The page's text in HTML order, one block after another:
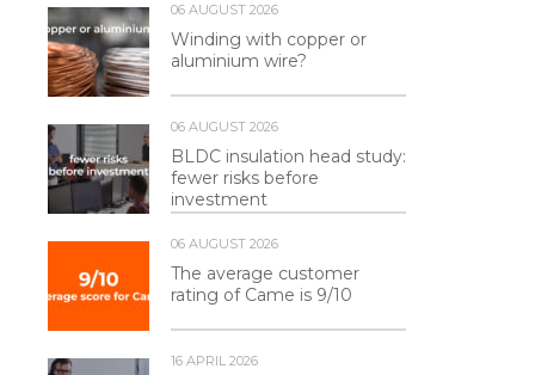
06 AUGUST 2026
Winding with copper or
aluminium wire?
06 AUGUST 2026
BLDC insulation head study:
fewer risks before
investment
06 AUGUST 2026
The average customer
rating of Came is 9/10
16 APRIL 2026